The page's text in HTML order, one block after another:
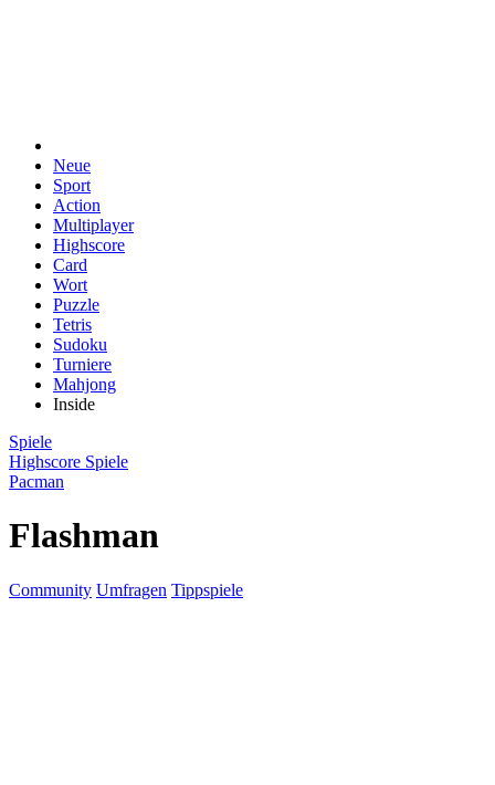
Neue
Sport
Action
Multiplayer
Highscore
Card
Wort
Puzzle
Tetris
Sudoku
Turniere
Mahjong
Inside
Spiele
Highscore Spiele
Pacman
Flashman
Community Umfragen Tippspiele